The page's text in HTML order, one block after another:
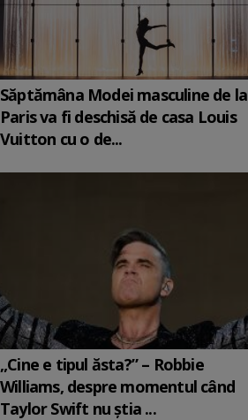
Săptămâna Modei masculine de la
Paris va fi deschisă de casa Louis
Vuitton cu o de...
„Cine e tipul ăsta?” – Robbie
Williams, despre momentul când
Taylor Swift nu știa ...